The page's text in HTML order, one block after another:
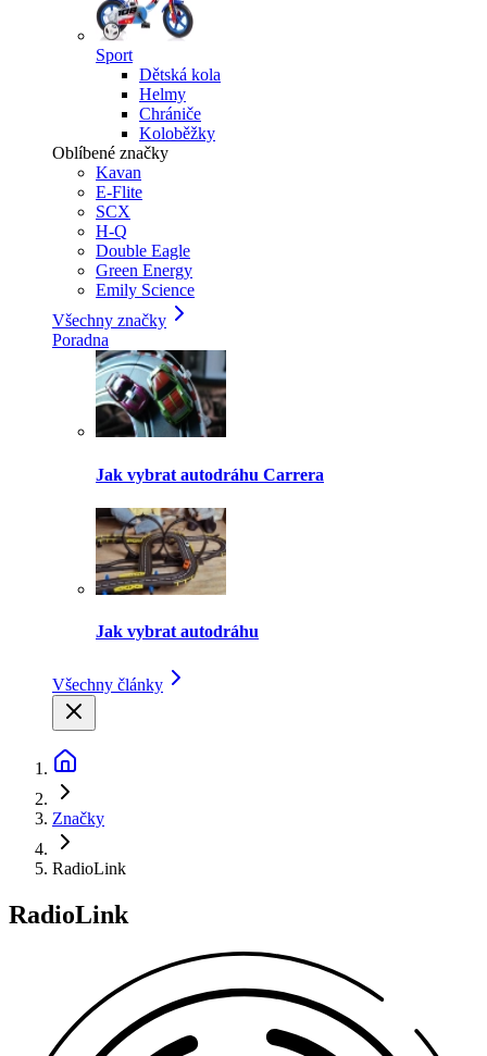
Sport
Dětská kola
Helmy
Chrániče
Koloběžky
Oblíbené značky
Kavan
E-Flite
SCX
H-Q
Double Eagle
Green Energy
Emily Science
Všechny značky
Poradna
Jak vybrat autodráhu Carrera
Jak vybrat autodráhu
Všechny články
Značky
RadioLink
RadioLink